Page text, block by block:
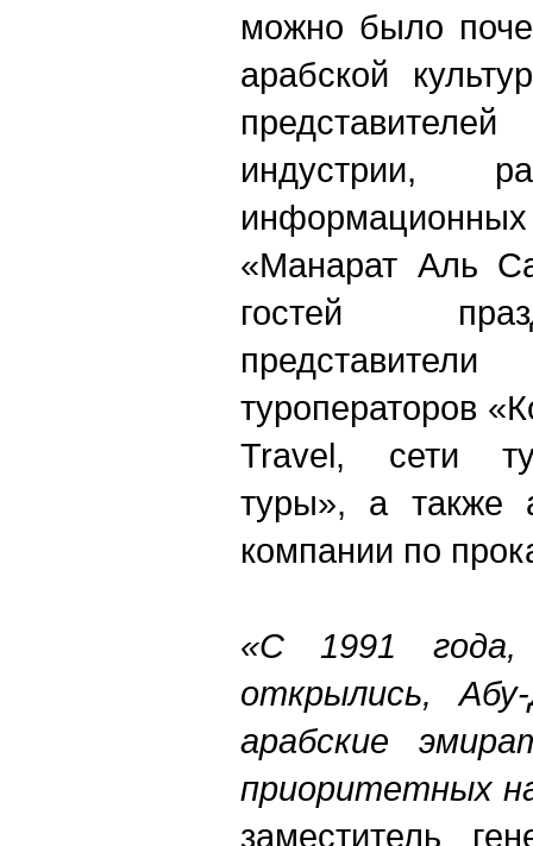
можно было
арабской
индустрии,
«Манарат Аль
гостей
туроператоров
Travel, сети
туры», а также
компании по
«С 1991
открылись,
арабские
приоритетных
заместитель